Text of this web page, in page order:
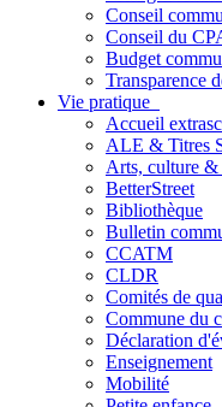
Conseil
Conseil du
Budget
Transparence
Vie pratique
Accueil
ALE & Titres
Arts, culture &
BetterStreet
Bibliothèque
Bulletin
CCATM
CLDR
Comités de
Commune du
Déclaration
Enseignement
Mobilité